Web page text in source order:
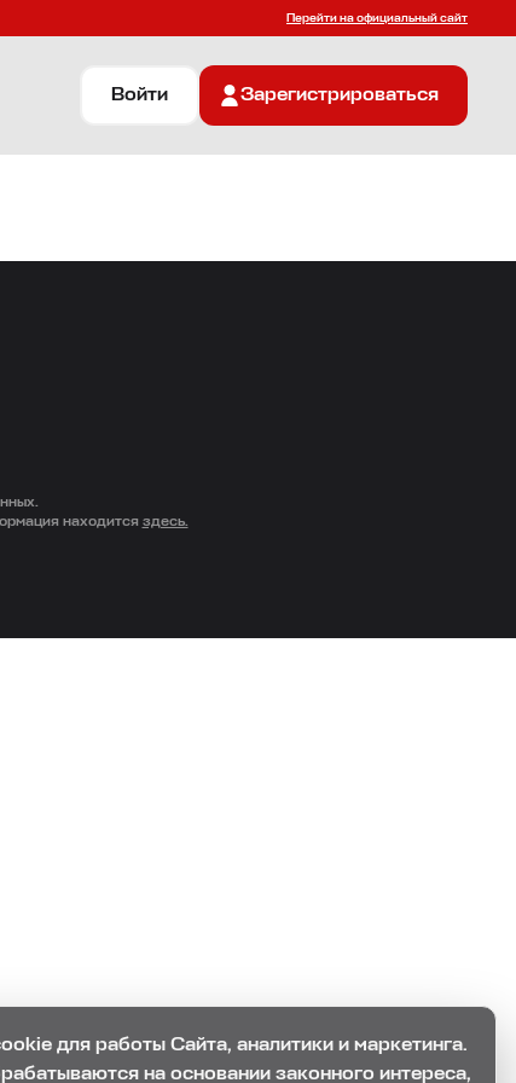
Перейти на официальный сайт
Войти Зарегистрироваться
находится здесь.
для работы Сайта, аналитики и маркетинга.
на основании законного интереса,